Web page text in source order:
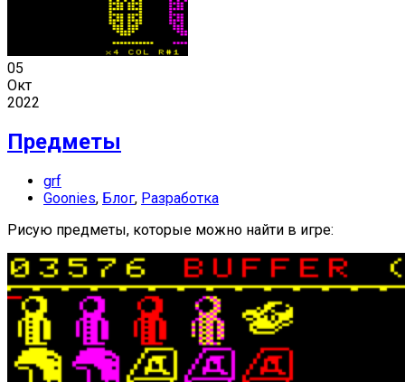
05
Окт
2022
Предметы
grf
Goonies, Блог, Разработка
Рисую предметы, которые можно найти в игре: